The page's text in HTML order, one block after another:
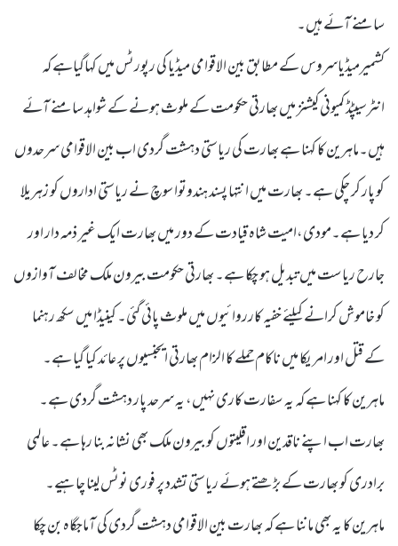
سامنے آئے ہیں۔
کشمیرمیڈیاسروس کے مطابق بین الاقوامی میڈیا کی رپورٹس میں کہاگیاہے کہ
انٹرسیپٹڈ کمیونی کیشنز میں بھارتی حکومت کے ملوث ہونے کے شواہد سامنے آئے
ہیں۔ماہرین کا کہنا ہے بھارت کی ریاستی دہشت گردی اب بین الاقوامی سرحدوں
کو پار کر چکی ہے۔ بھارت میں انتہا پسند ہندوتوا سوچ نے ریاستی اداروں کو زہریلا
کر دیا ہے۔مودی،امیت شاہ قیادت کے دور میں بھارت ایک غیر ذمہ دار اور
جارح ریاست میں تبدیل ہو چکا ہے۔ بھارتی حکومت بیرون ملک مخالف آوازوں
کو خاموش کرانے کیلئے خفیہ کارروائیوں میں ملوث پائی گئی۔ کینیڈا میں سکھ رہنما
کے قتل اور امریکا میں ناکام حملے کا الزام بھارتی ایجنسیوں پر عائد کیا گیا ہے۔
ماہرین کا کہنا ہے کہ یہ سفارت کاری نہیں، یہ سرحد پار دہشت گردی ہے۔
بھارت اب اپنے ناقدین اور اقلیتوں کو بیرون ملک بھی نشانہ بنا رہا ہے۔ عالمی
برادری کو بھارت کے بڑھتے ہوئے ریاستی تشدد پر فوری نوٹس لینا چاہیے۔
ماہرین کا یہ بھی ماننا ہے کہ بھارت بین الاقوامی دہشت گردی کی آماجگاہ بن چکا